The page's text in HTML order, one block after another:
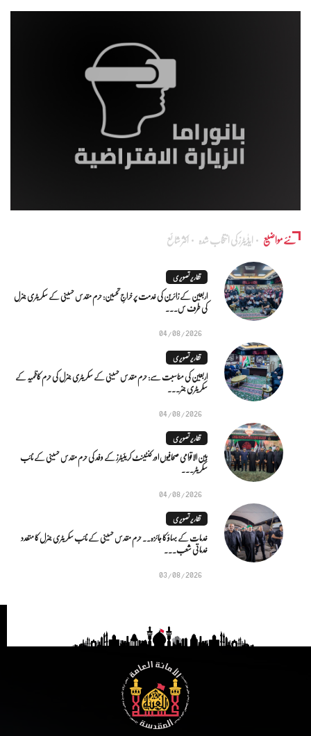
نئے مواضیع ایڈٰیٹرز کی انتخاب شدہ اکثر شائع
تقاریر تصویری
اربعین کے زائرین کی خدمت پر خراجِ تحسین: حرم مقدس حسینی کے سکریٹری جنرل
کی طرف س...
04/08/2026
تقاریر تصویری
اربعین کی مناسبت سے: حرم مقدس حسینی کے سکریٹری جنرل کی حرم کاظمیہ کے
سکریٹری جنر...
04/08/2026
تقاریر تصویری
بین الاقوامی صحافیوں اور کنٹینٹ کریئیٹرز کے وفد کی حرم مقدس حسینی کے نائب
سکریٹر...
04/08/2026
تقاریر تصویری
خدمات کے بہاؤ کا جائزہ.. حرم مقدس حسینی کے نائب سکریٹری جنرل کا متعدد
خدماتی شعب...
03/08/2026